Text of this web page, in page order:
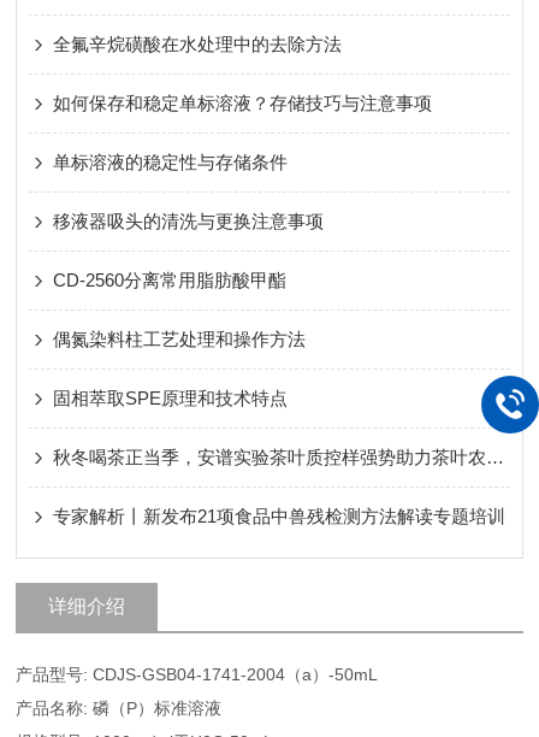
全氟辛烷磺酸在水处理中的去除方法
如何保存和稳定单标溶液？存储技巧与注意事项
单标溶液的稳定性与存储条件
移液器吸头的清洗与更换注意事项
CD-2560分离常用脂肪酸甲酯
偶氮染料柱工艺处理和操作方法
固相萃取SPE原理和技术特点
秋冬喝茶正当季，安谱实验茶叶质控样强势助力茶叶农残检测
专家解析丨新发布21项食品中兽残检测方法解读专题培训
详细介绍
产品型号: CDJS-GSB04-1741-2004（a）-50mL
产品名称: 磷（P）标准溶液